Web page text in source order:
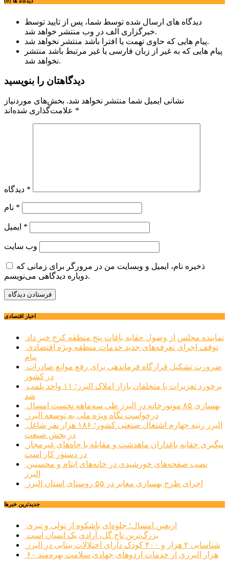
دیدگاه های ارسال شده توسط شما، پس از تایید توسط
خبرگزاری الف در وب منتشر خواهد شد.
پیام هایی که حاوی تهمت یا افترا باشد منتشر نخواهد شد.
پیام هایی که به غیر از زبان فارسی یا غیر مرتبط باشد منتشر
نخواهد شد.
دیدگاهتان را بنویسید
نشانی ایمیل شما منتشر نخواهد شد. بخش‌های موردنیاز
*
*
*
*
وب‌ سایت
ذخیره نام، ایمیل و وبسایت من در مرورگر برای زمانی که
دوباره دیدگاهی می‌نویسم.
اخبار اقتصادی
نماینده مجلس از وصول حقابه باغات پنج منطقه کرج خبر داد
پیام
در کشور
شد
بهسازی ۸۵ موتورخانه در البرز طی سه‌ماهه نخست امسال
درخواست نگاه ویژه ملی به توسعه البرز
در بخش صنعت
در دستور کار است
البرز
اجرای طرح بهسازی معابر در ۵۵ روستای استان البرز
جديدترين خبرها
اربعین امسال؛ جلوه‌ای باشکوه از تولی و تبری
بزرگ‌ترین تاج گل، آزادی یک انسان است
شناسایی ۲ هزار و ۴۰۰ کودک دارای اختلالات بینایی در البرز
۶۰ هزار البرزی از خدمات اردوهای جهادی سلامت بهره‌مند